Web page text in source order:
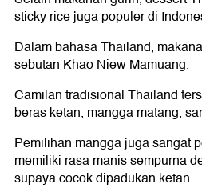
sticky rice juga populer di
Dalam bahasa Thailand,
sebutan Khao Niew Mamuang.
Camilan tradisional Thailand
beras ketan, mangga matang,
Pemilihan mangga juga sangat
memiliki rasa manis sempurna
supaya cocok dipadukan ketan.